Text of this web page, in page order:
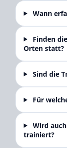
Wann
Finden
Orten statt?
Sind die
Für
Wird
trainiert?